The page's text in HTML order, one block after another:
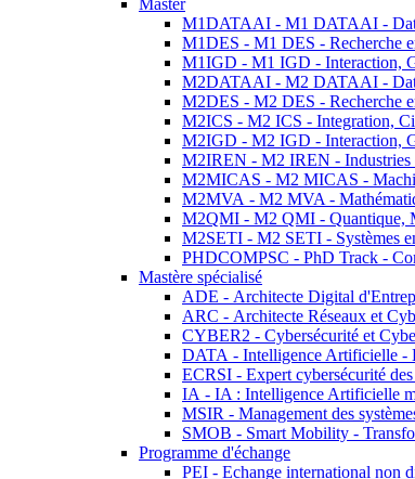
Master
M1DATAAI - M1 DATAAI -
M1DES - M1 DES - Recherche
M1IGD - M1 IGD - Interaction,
M2DATAAI - M2 DATAAI -
M2DES - M2 DES - Recherche
M2ICS - M2 ICS - Integration,
M2IGD - M2 IGD - Interaction,
M2IREN - M2 IREN - Industries
M2MICAS - M2 MICAS -
M2MVA - M2 MVA -
M2QMI - M2 QMI - Quantique,
M2SETI - M2 SETI - Systèmes
PHDCOMPSC - PhD Track -
Mastère spécialisé
ADE - Architecte Digital
ARC - Architecte Réseaux et
CYBER2 - Cybersécurité et
DATA - Intelligence Artificielle -
ECRSI - Expert cybersécurité
IA - IA : Intelligence Artificielle
MSIR - Management des
SMOB - Smart Mobility -
Programme d'échange
PEI - Echange international non